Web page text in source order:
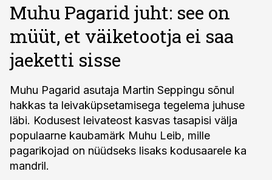
Muhu Pagarid juht: see on
müüt, et väiketootja ei saa
jaeketti sisse
Muhu Pagarid asutaja Martin Seppingu sõnul
hakkas ta leivaküpsetamisega tegelema juhuse
läbi. Kodusest leivateost kasvas tasapisi välja
populaarne kaubamärk Muhu Leib, mille
pagarikojad on nüüdseks lisaks kodusaarele ka
mandril.